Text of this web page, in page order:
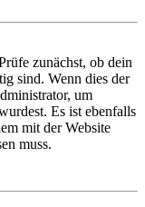
zunächst, ob dein
sind. Wenn dies der
um
Es ist ebenfalls
mit der Website
muss.